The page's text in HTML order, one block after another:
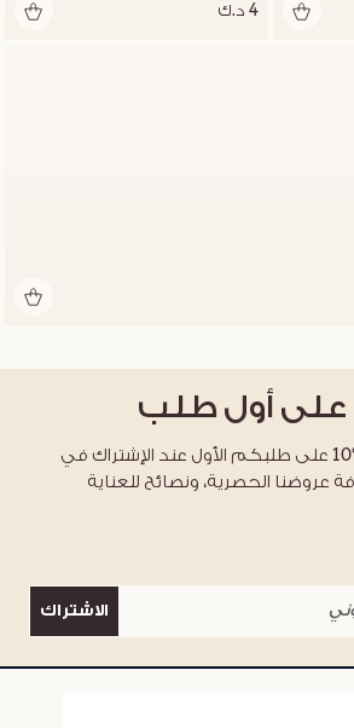
4 د.ك
على أول طلب
احصلوا على خصم %10 على طلبكم الأول عند الإشتراك في
عروضنا الحصرية، ونصائح للعناية
الاشتراك